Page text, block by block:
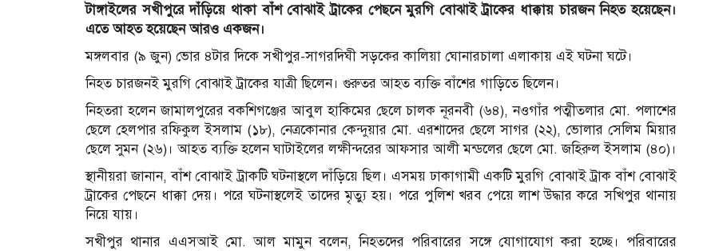
টাঙ্গাইলের সখীপুরে দাঁড়িয়ে থাকা বাঁশ বোঝাই ট্রাকের পেছনে মুরগি বোঝাই ট্রাকের ধাক্কায় চারজন নিহত হয়েছেন।
এতে আহত হয়েছেন আরও একজন।
মঙ্গলবার (৯ জুন) ভোর ৪টার দিকে সখীপুর-সাগরদিঘী সড়কের কালিয়া ঘোনারচালা এলাকায় এই ঘটনা ঘটে।
নিহত চারজনই মুরগি বোঝাই ট্রাকের যাত্রী ছিলেন। গুরুতর আহত ব্যক্তি বাঁশের গাড়িতে ছিলেন।
নিহতরা হলেন জামালপুরের বকশিগঞ্জের আবুল হাকিমের ছেলে চালক নূরনবী (৬৪), নওগাঁর পত্মীতলার মো. পলাশের
ছেলে হেলপার রফিকুল ইসলাম (১৮), নেত্রকোনার কেন্দুয়ার মো. এরশাদের ছেলে সাগর (২২), ভোলার সেলিম মিয়ার
ছেলে সুমন (২৬)। আহত ব্যক্তি হলেন ঘাটাইলের লক্ষীন্দরের আফসার আলী মন্ডলের ছেলে মো. জহিরুল ইসলাম (৪০)।
স্থানীয়রা জানান, বাঁশ বোঝাই ট্রাকটি ঘটনাস্থলে দাঁড়িয়ে ছিল। এসময় ঢাকাগামী একটি মুরগি বোঝাই ট্রাক বাঁশ বোঝাই
ট্রাকের পেছনে ধাক্কা দেয়। পরে ঘটনাস্থলেই তাদের মৃত্যু হয়। পরে পুলিশ খরব পেয়ে লাশ উদ্ধার করে সখিপুর থানায়
নিয়ে যায়।
সখীপুর থানার এএসআই মো. আল মামুন বলেন, নিহতদের পরিবারের সঙ্গে যোগাযোগ করা হচ্ছে। পরিবারের